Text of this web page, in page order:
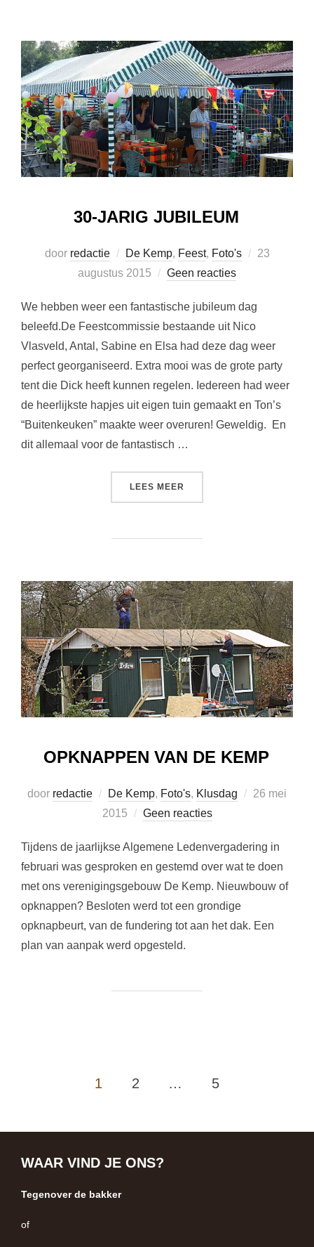
30-JARIG JUBILEUM
door redactie De Kemp, Feest, Foto's
Geplaatst
23
augustus 2015
Geen reacties
We hebben weer een fantastische jubileum dag
beleefd.De Feestcommissie bestaande uit Nico
Vlasveld, Antal, Sabine en Elsa had deze dag weer
perfect georganiseerd. Extra mooi was de grote party
tent die Dick heeft kunnen regelen. Iedereen had weer
de heerlijkste hapjes uit eigen tuin gemaakt en Ton’s
“Buitenkeuken” maakte weer overuren! Geweldig. En
dit allemaal voor de fantastisch …
LEES MEER
OPKNAPPEN VAN DE KEMP
door redactie De Kemp, Foto's, Klusdag
Geplaatst
26 mei
2015
Geen reacties
Tijdens de jaarlijkse Algemene Ledenvergadering in
februari was gesproken en gestemd over wat te doen
met ons verenigingsgebouw De Kemp. Nieuwbouw of
opknappen? Besloten werd tot een grondige
opknapbeurt, van de fundering tot aan het dak. Een
plan van aanpak werd opgesteld.
BERICHTEN
1 2 5
WAAR VIND JE ONS?
Tegenover de bakker
of